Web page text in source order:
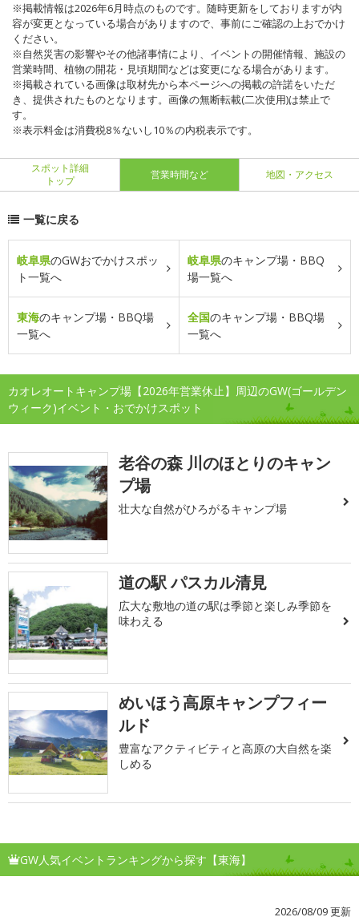
※掲載情報は2026年6月時点のものです。随時更新をしておりますが内
容が変更となっている場合がありますので、事前にご確認の上おでかけ
ください。
※自然災害の影響やその他諸事情により、イベントの開催情報、施設の
営業時間、植物の開花・見頃期間などは変更になる場合があります。
※掲載されている画像は取材先から本ページへの掲載の許諾をいただ
き、提供されたものとなります。画像の無断転載(二次使用)は禁止で
す。
※表示料金は消費税8％ないし10％の内税表示です。
スポット詳細
トップ
営業時間など 地図・アクセス
一覧に戻る
岐阜県のGWおでかけスポッ
ト一覧へ
岐阜県のキャンプ場・BBQ
場一覧へ
東海のキャンプ場・BBQ場
一覧へ
全国のキャンプ場・BBQ場
一覧へ
カオレオートキャンプ場【2026年営業休止】周辺のGW(ゴールデン
ウィーク)イベント・おでかけスポット
老谷の森 川のほとりのキャン
プ場
壮大な自然がひろがるキャンプ場
道の駅 パスカル清見
広大な敷地の道の駅は季節と楽しみ季節を
味わえる
めいほう高原キャンプフィー
ルド
豊富なアクティビティと高原の大自然を楽
しめる
GW人気イベントランキングから探す【東海】
2026/08/09 更新